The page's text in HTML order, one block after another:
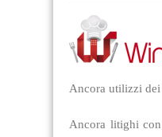
Ancora utilizzi dei
Ancora litighi